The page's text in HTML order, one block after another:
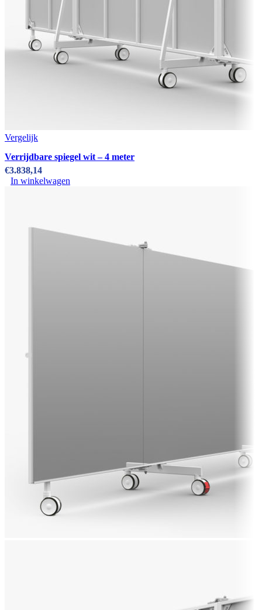
Vergelijk
Verrijdbare spiegel wit – 4 meter
€3.838,14
In winkelwagen